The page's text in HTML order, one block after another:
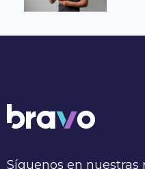
Síguenos en nuestras